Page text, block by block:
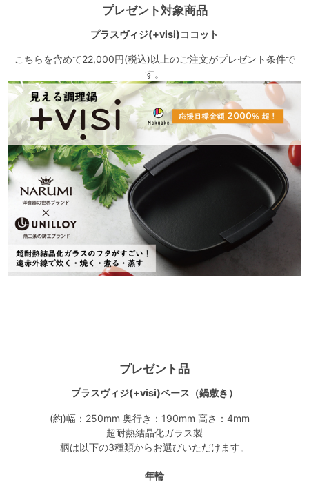
プレゼント対象商品
プラスヴィジ(+visi)ココット
こちらを含めて22,000円(税込)以上のご注文がプレゼント条件で
す。
プレゼント品
プラスヴィジ(+visi)ベース（鍋敷き）
(約)幅：250mm 奥行き：190mm 高さ：4mm
超耐熱結晶化ガラス製
柄は以下の3種類からお選びいただけます。
年輪